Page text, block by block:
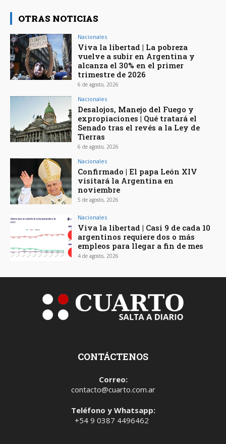
OTRAS NOTICIAS
Nacionales
Viva la libertad | La pobreza
vuelve a subir en Argentina y
alcanza el 30% en el primer
trimestre de 2026
6 de agosto, 2026
Nacionales
Desalojos, Manejo del Fuego y
expropiaciones | Qué tratará el
Senado tras el revés a la Ley de
Tierras
6 de agosto, 2026
Nacionales
Confirmado | El papa León XIV
visitará la Argentina en
noviembre
5 de agosto, 2026
Nacionales
Viva la libertad | Casi 9 de cada 10
argentinos requiere dos o más
empleos para llegar a fin de mes
4 de agosto, 2026
CONTÁCTENOS
Correo:
contacto@cuarto.com.ar
Teléfono y Whatsapp:
+54 9 0387 4496462